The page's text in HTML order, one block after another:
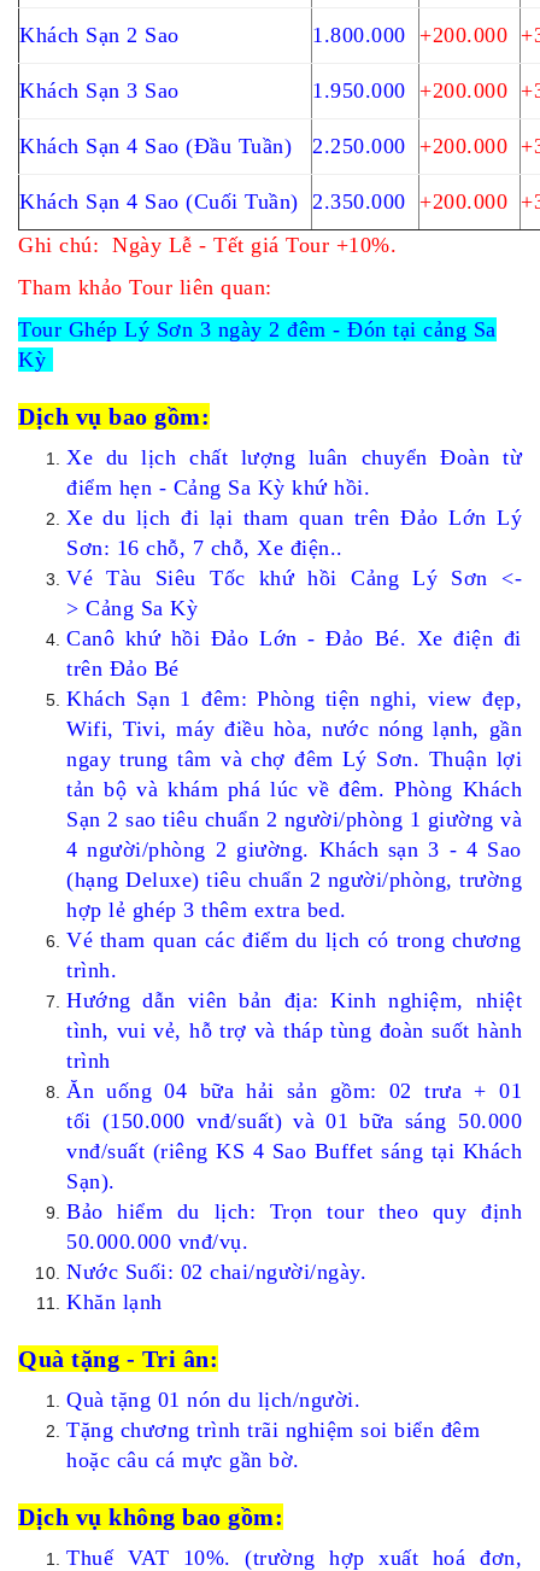
Khách Sạn 2 Sao 1.800.000 +200.000
Khách Sạn 3 Sao 1.950.000 +200.000
Khách Sạn 4 Sao (Đầu Tuần) 2.250.000 +200.000
Khách Sạn 4 Sao (Cuối Tuần) 2.350.000 +200.000
Ghi chú: Ngày Lễ - Tết giá Tour +10%.
Tham khảo Tour liên quan:
Tour Ghép Lý Sơn 3 ngày 2 đêm - Đón tại cảng Sa
Kỳ
Dịch vụ bao gồm:
Xe du lịch chất lượng luân chuyển Đoàn từ
điểm hẹn - Cảng Sa Kỳ khứ hồi.
Xe du lịch đi lại tham quan trên Đảo Lớn Lý
Sơn: 16 chỗ, 7 chỗ, Xe điện..
Vé Tàu Siêu Tốc khứ hồi Cảng Lý Sơn <-
> Cảng Sa Kỳ
Canô khứ hồi Đảo Lớn - Đảo Bé. Xe điện đi
trên Đảo Bé
Khách Sạn 1 đêm: Phòng tiện nghi, view đẹp,
Wifi, Tivi, máy điều hòa, nước nóng lạnh, gần
ngay trung tâm và chợ đêm Lý Sơn. Thuận lợi
tản bộ và khám phá lúc về đêm. Phòng Khách
Sạn 2 sao tiêu chuẩn 2 người/phòng 1 giường và
4 người/phòng 2 giường. Khách sạn 3 - 4 Sao
(hạng Deluxe) tiêu chuẩn 2 người/phòng, trường
hợp lẻ ghép 3 thêm extra bed.
Vé tham quan các điểm du lịch có trong chương
trình.
Hướng dẫn viên bản địa: Kinh nghiệm, nhiệt
tình, vui vẻ, hỗ trợ và tháp tùng đoàn suốt hành
trình
Ăn uống 04 bữa hải sản gồm: 02 trưa + 01
tối (150.000 vnđ/suất) và 01 bữa sáng 50.000
vnđ/suất (riêng KS 4 Sao Buffet sáng tại Khách
Sạn).
Bảo hiểm du lịch: Trọn tour theo quy định
50.000.000 vnđ/vụ.
Nước Suối: 02 chai/người/ngày.
Khăn lạnh
Quà tặng - Tri ân:
Quà tặng 01 nón du lịch/người.
Tặng chương trình trãi nghiệm soi biển đêm
hoặc câu cá mực gần bờ.
Dịch vụ không bao gồm:
Thuế VAT 10%. (trường hợp xuất hoá đơn,